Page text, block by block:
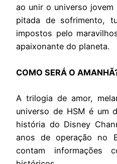
ao unir o universo jovem
pitada de sofrimento,
impostos pelo
apaixonante do planeta.
COMO SERÁ O
A trilogia de amor,
universo de HSM é um
história do Disney
anos de operação no
contam informações